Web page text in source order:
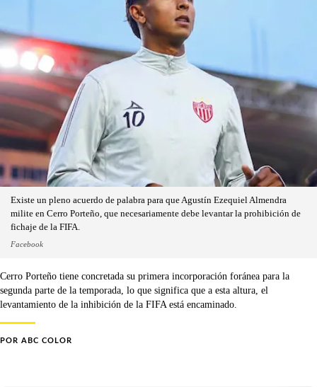
Existe un pleno acuerdo de palabra para que Agustín Ezequiel Almendra
milite en Cerro Porteño, que necesariamente debe levantar la prohibición de
fichaje de la FIFA.
Facebook
Cerro Porteño tiene concretada su primera incorporación foránea para la
segunda parte de la temporada, lo que significa que a esta altura, el
levantamiento de la inhibición de la FIFA está encaminado.
POR ABC COLOR